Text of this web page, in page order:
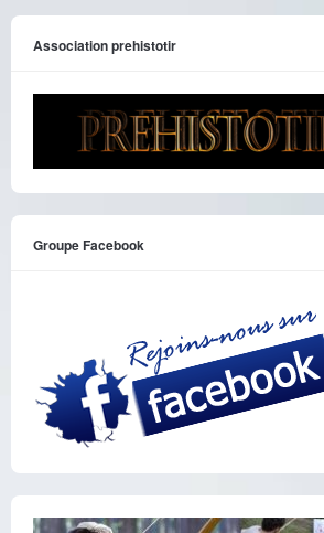
Association prehistotir
Groupe Facebook